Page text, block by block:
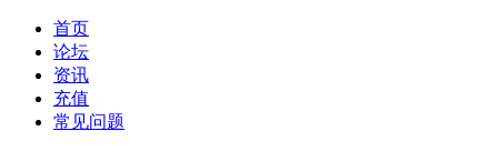
首页
论坛
资讯
充值
常见问题